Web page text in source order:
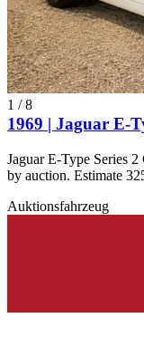
1 /8
1969 | Jaguar E-
Jaguar E-Type Series
by auction. Estimate
Auktionsfahrzeug